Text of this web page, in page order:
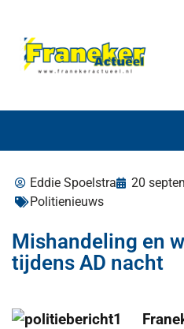
Eddie Spoelstra 20
Politienieuws
Mishandeling en
tijdens AD nacht